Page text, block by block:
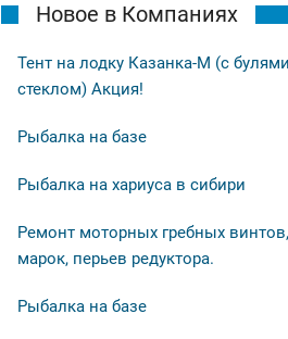
Новое в Компаниях
Тент на лодку Казанка-М (с
стеклом) Акция!
Рыбалка на базе
Рыбалка на хариуса в сибири
Ремонт моторных гребных
марок, перьев редуктора.
Рыбалка на базе